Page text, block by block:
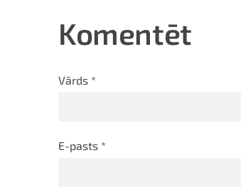
Komentēt
Vārds *
E-pasts *